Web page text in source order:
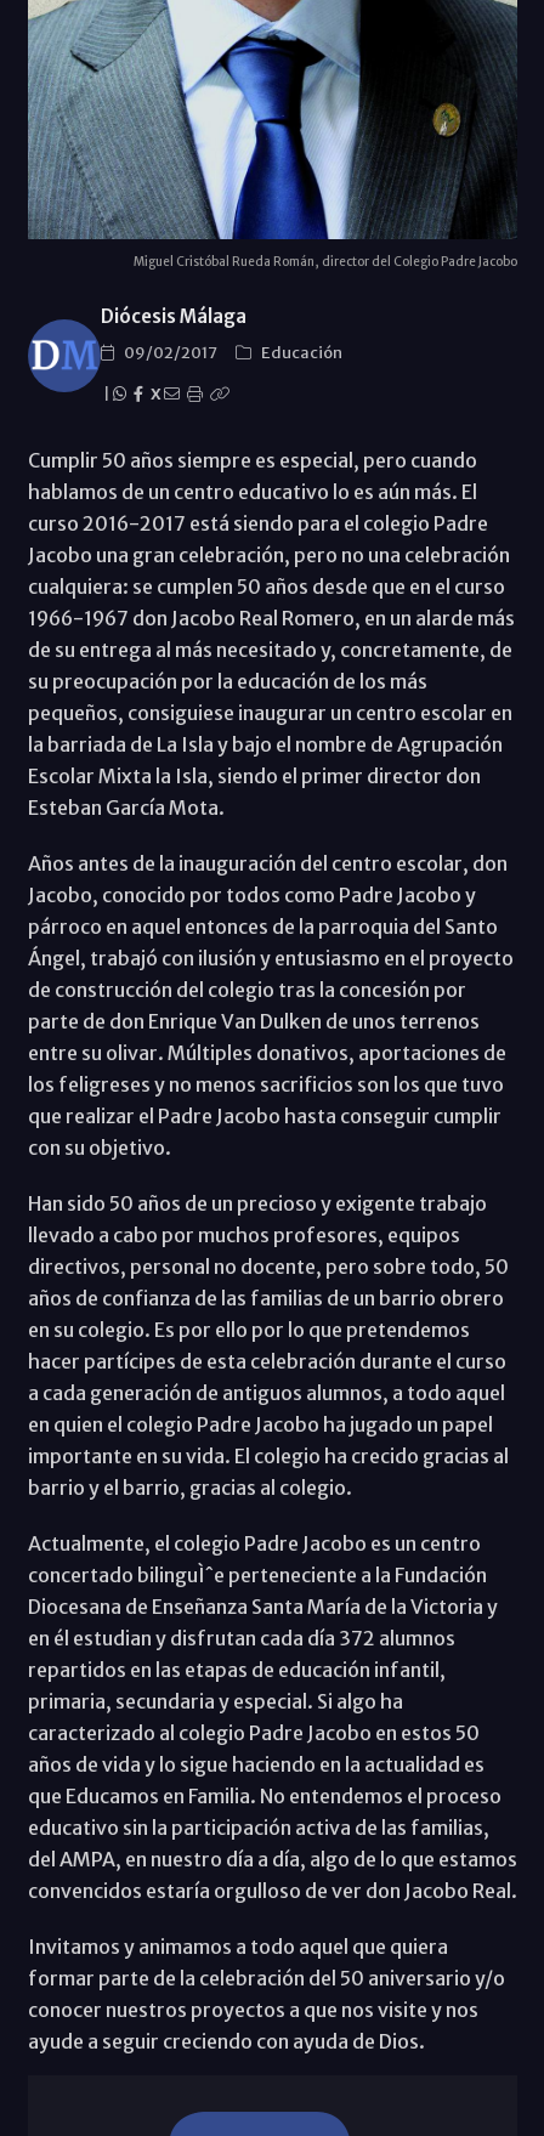
Miguel Cristóbal Rueda Román, director del Colegio Padre Jacobo
Diócesis Málaga
09/02/2017
Educación
X
Cumplir 50 años siempre es especial, pero cuando
hablamos de un centro educativo lo es aún más. El
curso 2016-2017 está siendo para el colegio Padre
Jacobo una gran celebración, pero no una celebración
cualquiera: se cumplen 50 años desde que en el curso
1966-1967 don Jacobo Real Romero, en un alarde más
de su entrega al más necesitado y, concretamente, de
su preocupación por la educación de los más
pequeños, consiguiese inaugurar un centro escolar en
la barriada de La Isla y bajo el nombre de Agrupación
Escolar Mixta la Isla, siendo el primer director don
Esteban García Mota.
Años antes de la inauguración del centro escolar, don
Jacobo, conocido por todos como Padre Jacobo y
párroco en aquel entonces de la parroquia del Santo
Ángel, trabajó con ilusión y entusiasmo en el proyecto
de construcción del colegio tras la concesión por
parte de don Enrique Van Dulken de unos terrenos
entre su olivar. Múltiples donativos, aportaciones de
los feligreses y no menos sacrificios son los que tuvo
que realizar el Padre Jacobo hasta conseguir cumplir
con su objetivo.
Han sido 50 años de un precioso y exigente trabajo
llevado a cabo por muchos profesores, equipos
directivos, personal no docente, pero sobre todo, 50
años de confianza de las familias de un barrio obrero
en su colegio. Es por ello por lo que pretendemos
hacer partícipes de esta celebración durante el curso
a cada generación de antiguos alumnos, a todo aquel
en quien el colegio Padre Jacobo ha jugado un papel
importante en su vida. El colegio ha crecido gracias al
barrio y el barrio, gracias al colegio.
Actualmente, el colegio Padre Jacobo es un centro
concertado bilinguÌˆe perteneciente a la Fundación
Diocesana de Enseñanza Santa María de la Victoria y
en él estudian y disfrutan cada día 372 alumnos
repartidos en las etapas de educación infantil,
primaria, secundaria y especial. Si algo ha
caracterizado al colegio Padre Jacobo en estos 50
años de vida y lo sigue haciendo en la actualidad es
que Educamos en Familia. No entendemos el proceso
educativo sin la participación activa de las familias,
del AMPA, en nuestro día a día, algo de lo que estamos
convencidos estaría orgulloso de ver don Jacobo Real.
Invitamos y animamos a todo aquel que quiera
formar parte de la celebración del 50 aniversario y/o
conocer nuestros proyectos a que nos visite y nos
ayude a seguir creciendo con ayuda de Dios.